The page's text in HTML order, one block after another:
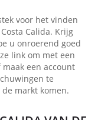
voor het vinden
Calida. Krijg
u onroerend goed
link om met een
een account
te
markt komen.